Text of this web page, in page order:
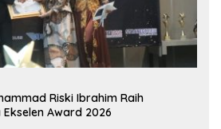
Riski Ibrahim Raih
Award 2026